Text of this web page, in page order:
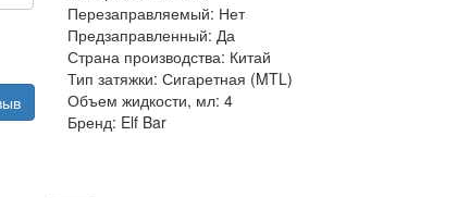
Перезаправляемый: Нет
Предзаправленный: Да
Страна производства: Китай
Тип затяжки: Сигаретная (MTL)
Объем жидкости, мл: 4
Бренд: Elf Bar